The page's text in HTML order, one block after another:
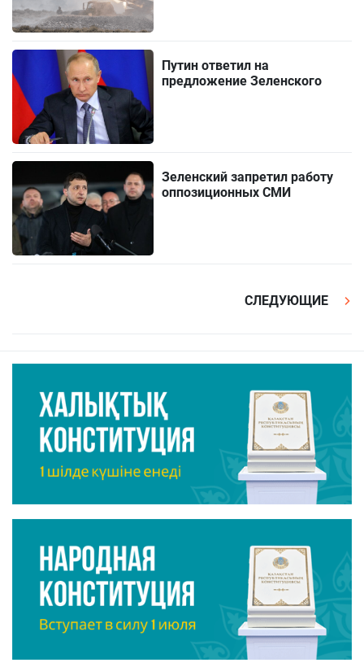
Путин ответил на
предложение Зеленского
Зеленский запретил работу
оппозиционных СМИ
СЛЕДУЮЩИЕ